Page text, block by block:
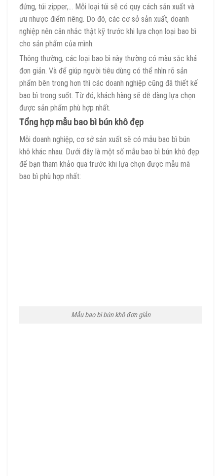
đứng, túi zipper,… Mỗi loại túi sẽ có quy cách sản xuất và
ưu nhược điểm riêng. Do đó, các cơ sở sản xuất, doanh
nghiệp nên cân nhắc thật kỹ trước khi lựa chọn loại bao bì
cho sản phẩm của mình.
Thông thường, các loại bao bì này thường có màu sắc khá
đơn giản. Và để giúp người tiêu dùng có thể nhìn rõ sản
phẩm bên trong hơn thì các doanh nghiệp cũng đã thiết kế
bao bì trong suốt. Từ đó, khách hàng sẽ dễ dàng lựa chọn
được sản phẩm phù hợp nhất.
Tổng hợp mẫu bao bì bún khô đẹp
Mỗi doanh nghiệp, cơ sở sản xuất sẽ có mẫu bao bì bún
khô khác nhau. Dưới đây là một số mẫu bao bì bún khô đẹp
để bạn tham khảo qua trước khi lựa chọn được mẫu mã
bao bì phù hợp nhất:
Mẫu bao bì bún khô đơn giản